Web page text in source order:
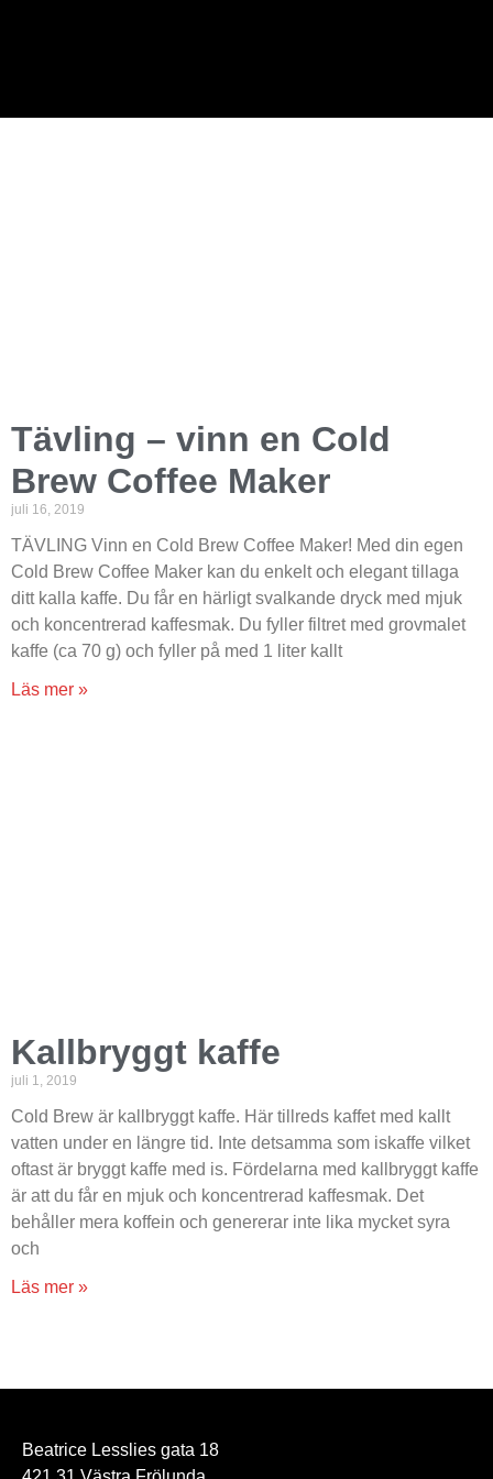
Tävling – vinn en Cold
Brew Coffee Maker
juli 16, 2019
TÄVLING Vinn en Cold Brew Coffee Maker! Med din egen
Cold Brew Coffee Maker kan du enkelt och elegant tillaga
ditt kalla kaffe. Du får en härligt svalkande dryck med mjuk
och koncentrerad kaffesmak. Du fyller filtret med grovmalet
kaffe (ca 70 g) och fyller på med 1 liter kallt
Läs mer »
Kallbryggt kaffe
juli 1, 2019
Cold Brew är kallbryggt kaffe. Här tillreds kaffet med kallt
vatten under en längre tid. Inte detsamma som iskaffe vilket
oftast är bryggt kaffe med is. Fördelarna med kallbryggt kaffe
är att du får en mjuk och koncentrerad kaffesmak. Det
behåller mera koffein och genererar inte lika mycket syra
och
Läs mer »
Beatrice Lesslies gata 18